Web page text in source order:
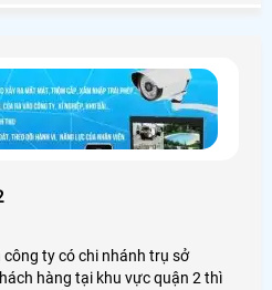
ty có chi nhánh trụ sở
hàng tại khu vực quận 2 thì